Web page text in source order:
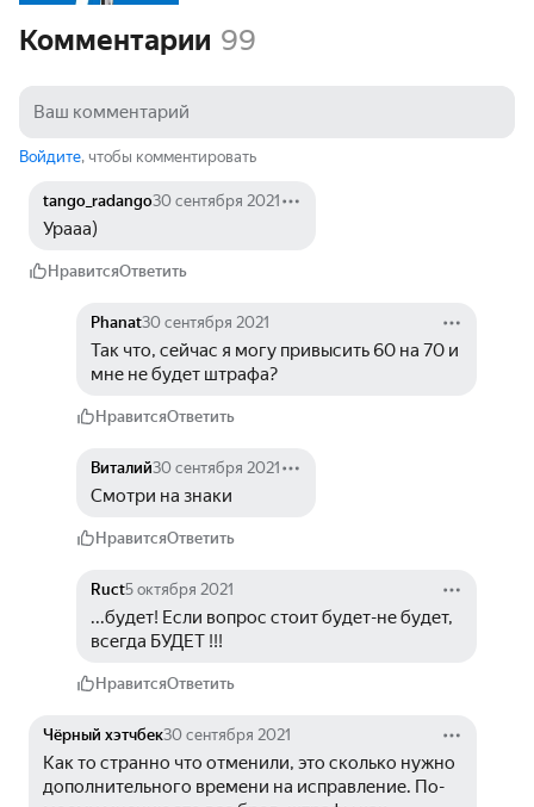
Комментарии 99
Войдите, чтобы комментировать
tango_radango30 сентября 2021
Урааа)
НравитсяОтветить
Phanat30 сентября 2021
Так что, сейчас я могу привысить 60 на 70 и
мне не будет штрафа?
НравитсяОтветить
Виталий30 сентября 2021
Смотри на знаки
НравитсяОтветить
Ruct5 октября 2021
...будет! Если вопрос стоит будет-не будет,
всегда БУДЕТ !!!
НравитсяОтветить
Чёрный хэтчбек30 сентября 2021
Как то странно что отменили, это сколько нужно
дополнительного времени на исправление. По-